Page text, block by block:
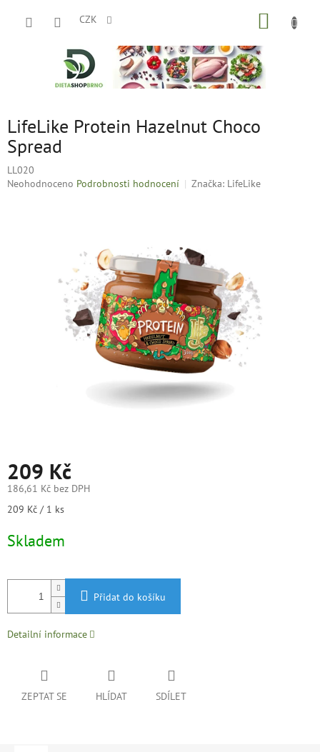
CZK
LifeLike Protein Hazelnut Choco
Spread
LL020
Průměrné
Neohodnoceno Podrobnosti hodnocení Značka: LifeLike
209 Kč
186,61 Kč bez DPH
Měrná
209 Kč / 1 ks
Skladem
Přidat do košíku
Detailní informace
ZEPTAT SE HLÍDAT SDÍLET